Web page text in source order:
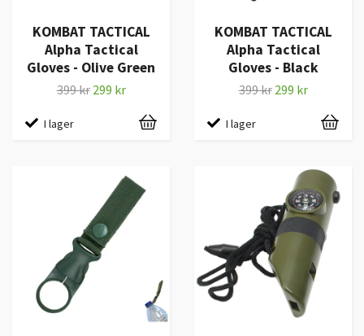
KOMBAT TACTICAL
Alpha Tactical
Gloves - Olive Green
399 kr 299 kr
I lager
KOMBAT TACTICAL
Alpha Tactical
Gloves - Black
399 kr 299 kr
I lager